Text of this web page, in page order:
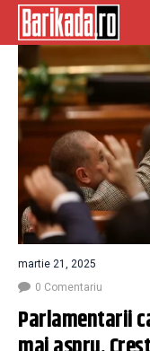
martie 21, 2025
0 Comentariu
Parlamentarii